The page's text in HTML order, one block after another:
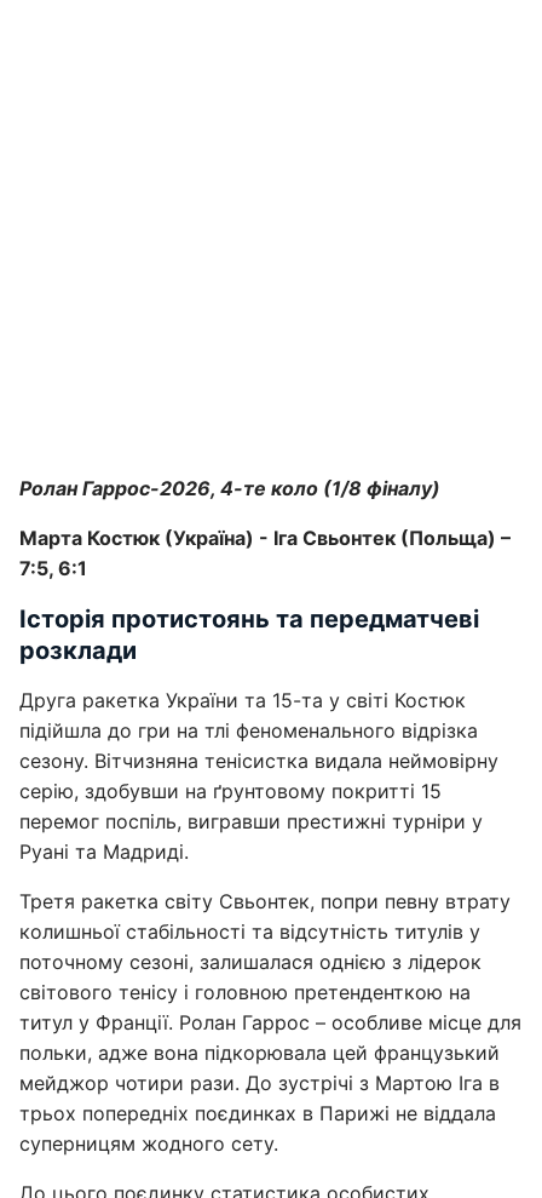
Ролан Гаррос-2026, 4-те коло (1/8 фіналу)
Марта Костюк (Україна) - Іга Свьонтек (Польща) –
7:5, 6:1
Історія протистоянь та передматчеві
розклади
Друга ракетка України та 15-та у світі Костюк
підійшла до гри на тлі феноменального відрізка
сезону. Вітчизняна тенісистка видала неймовірну
серію, здобувши на ґрунтовому покритті 15
перемог поспіль, вигравши престижні турніри у
Руані та Мадриді.
Третя ракетка світу Свьонтек, попри певну втрату
колишньої стабільності та відсутність титулів у
поточному сезоні, залишалася однією з лідерок
світового тенісу і головною претенденткою на
титул у Франції. Ролан Гаррос – особливе місце для
польки, адже вона підкорювала цей французький
мейджор чотири рази. До зустрічі з Мартою Іга в
трьох попередніх поєдинках в Парижі не віддала
суперницям жодного сету.